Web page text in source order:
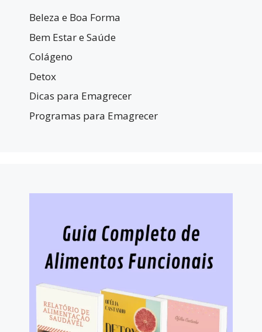
Beleza e Boa Forma
Bem Estar e Saúde
Colágeno
Detox
Dicas para Emagrecer
Programas para Emagrecer